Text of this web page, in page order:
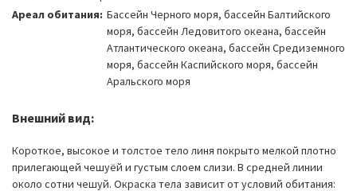
Ареал обитания: Бассейн Черного моря, бассейн Балтийского
моря, бассейн Ледовитого океана, бассейн
Атлантического океана, бассейн Средиземного
моря, бассейн Каспийского моря, бассейн
Аральского моря
Внешний вид:
Короткое, высокое и толстое тело линя покрыто мелкой плотно
прилегающей чешуёй и густым слоем слизи. В средней линии
около сотни чешуй. Окраска тела зависит от условий обитания: